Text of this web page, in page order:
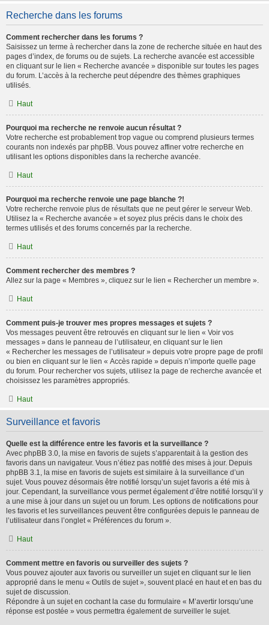
Recherche dans les forums
Comment rechercher dans les forums ?
Saisissez un terme à rechercher dans la zone de recherche située en haut des
pages d’index, de forums ou de sujets. La recherche avancée est accessible
en cliquant sur le lien « Recherche avancée » disponible sur toutes les pages
du forum. L’accès à la recherche peut dépendre des thèmes graphiques
utilisés.
Haut
Pourquoi ma recherche ne renvoie aucun résultat ?
Votre recherche est probablement trop vague ou comprend plusieurs termes
courants non indexés par phpBB. Vous pouvez affiner votre recherche en
utilisant les options disponibles dans la recherche avancée.
Haut
Pourquoi ma recherche renvoie une page blanche ?!
Votre recherche renvoie plus de résultats que ne peut gérer le serveur Web.
Utilisez la « Recherche avancée » et soyez plus précis dans le choix des
termes utilisés et des forums concernés par la recherche.
Haut
Comment rechercher des membres ?
Allez sur la page « Membres », cliquez sur le lien « Rechercher un membre ».
Haut
Comment puis-je trouver mes propres messages et sujets ?
Vos messages peuvent être retrouvés en cliquant sur le lien « Voir vos
messages » dans le panneau de l’utilisateur, en cliquant sur le lien
« Rechercher les messages de l’utilisateur » depuis votre propre page de profil
ou bien en cliquant sur le lien « Accès rapide » depuis n’importe quelle page
du forum. Pour rechercher vos sujets, utilisez la page de recherche avancée et
choisissez les paramètres appropriés.
Haut
Surveillance et favoris
Quelle est la différence entre les favoris et la surveillance ?
Avec phpBB 3.0, la mise en favoris de sujets s’apparentait à la gestion des
favoris dans un navigateur. Vous n’étiez pas notifié des mises à jour. Depuis
phpBB 3.1, la mise en favoris de sujets est similaire à la surveillance d’un
sujet. Vous pouvez désormais être notifié lorsqu’un sujet favoris a été mis à
jour. Cependant, la surveillance vous permet également d’être notifié lorsqu’il y
a une mise à jour dans un sujet ou un forum. Les options de notifications pour
les favoris et les surveillances peuvent être configurées depuis le panneau de
l’utilisateur dans l’onglet « Préférences du forum ».
Haut
Comment mettre en favoris ou surveiller des sujets ?
Vous pouvez ajouter aux favoris ou surveiller un sujet en cliquant sur le lien
approprié dans le menu « Outils de sujet », souvent placé en haut et en bas du
sujet de discussion.
Répondre à un sujet en cochant la case du formulaire « M’avertir lorsqu’une
réponse est postée » vous permettra également de surveiller le sujet.